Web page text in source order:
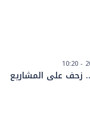
زحف على المشاريع